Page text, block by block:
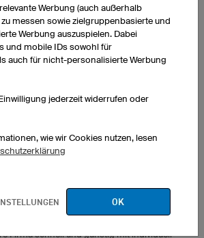
Sie die Tassen im Konfigurator gestalten
Menge eingeben, so sehen Sie immer
Bestellung. Tassen mit Druck erhalten Sie
EUR.
ICH MEINE BEDRUCKTE TASSE?
innerhalb von ein bis drei
dann sofort versendet. Die genaue
Firma schnell und günstig mit individuell
Werbung (auch außerhalb
messen sowie zielgruppenbasierte und
Werbung auszuspielen. Dabei
und mobile IDs sowohl für
auch für nicht-personalisierte Werbung
jederzeit widerrufen oder
wie wir Cookies nutzen, lesen
OK